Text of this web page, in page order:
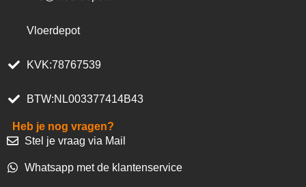
Vloerdepot
KVK:78767539
BTW:NL003377414B43
Heb je nog vragen?
Stel je vraag via Mail
Whatsapp met de klantenservice